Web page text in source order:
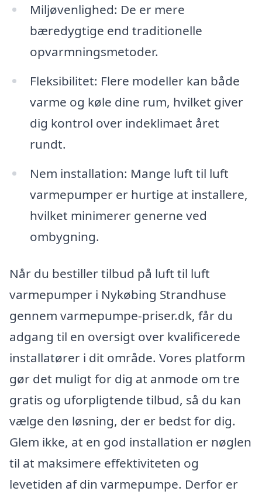
Miljøvenlighed: De er mere
bæredygtige end traditionelle
opvarmningsmetoder.
Fleksibilitet: Flere modeller kan både
varme og køle dine rum, hvilket giver
dig kontrol over indeklimaet året
rundt.
Nem installation: Mange luft til luft
varmepumper er hurtige at installere,
hvilket minimerer generne ved
ombygning.
Når du bestiller tilbud på luft til luft
varmepumper i Nykøbing Strandhuse
gennem varmepumpe-priser.dk, får du
adgang til en oversigt over kvalificerede
installatører i dit område. Vores platform
gør det muligt for dig at anmode om tre
gratis og uforpligtende tilbud, så du kan
vælge den løsning, der er bedst for dig.
Glem ikke, at en god installation er nøglen
til at maksimere effektiviteten og
levetiden af din varmepumpe. Derfor er